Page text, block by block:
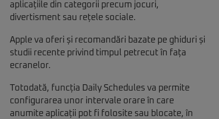
aplicațiile din categorii precum jocuri,
divertisment sau rețele sociale.
Apple va oferi și recomandări bazate pe ghiduri și
studii recente privind timpul petrecut în fața
ecranelor.
Totodată, funcția Daily Schedules va permite
configurarea unor intervale orare în care
anumite aplicații pot fi folosite sau blocate, în